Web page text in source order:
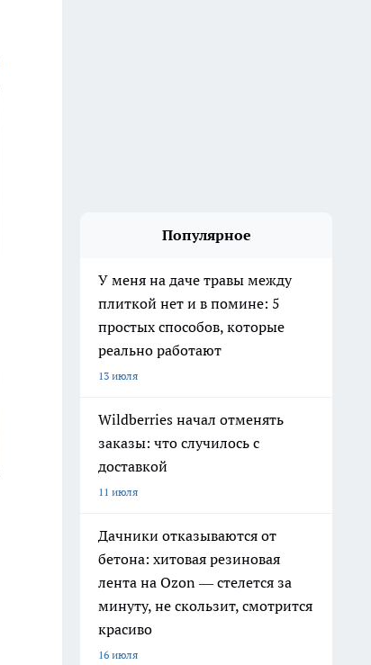
Популярное
У меня на даче травы между
плиткой нет и в помине: 5
простых способов, которые
реально работают
13 июля
Wildberries начал отменять
заказы: что случилось с
доставкой
11 июля
Дачники отказываются от
бетона: хитовая резиновая
лента на Ozon — стелется за
минуту, не скользит, смотрится
красиво
16 июля